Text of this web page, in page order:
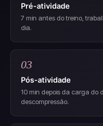
Pré-atividade
7 min antes do treino,
dia.
03
Pós-atividade
10 min depois da carga do
descompressão.